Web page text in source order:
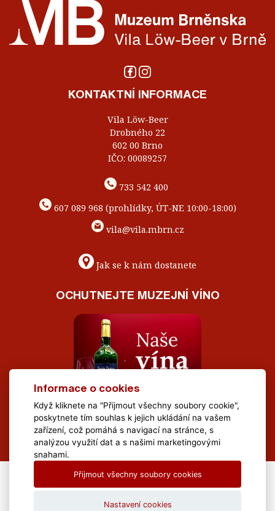
KONTAKTNÍ INFORMACE
Vila Löw-Beer
Drobného 22
602 00 Brno
IČO: 00089257
733 542 400
607 089 968 (prohlídky, ÚT-NE 10:00-18:00)
vila@vila.mbrn.cz
Jak se k nám dostanete
OCHUTNEJTE MUZEJNÍ VÍNO
All Rights Reserved Muzeum Brněnska © 2020, Webdesign by
Informace o cookies
Když kliknete na "Přijmout všechny soubory cookie",
poskytnete tím souhlas k jejich ukládání na vašem
zařízení, což pomáhá s navigací na stránce, s
analýzou využití dat a s našimi marketingovými
snahami.
Přijmout všechny soubory cookies
Nastavení cookies